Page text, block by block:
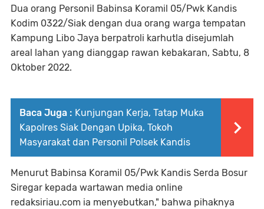
Dua orang Personil Babinsa Koramil 05/Pwk Kandis
Kodim 0322/Siak dengan dua orang warga tempatan
Kampung Libo Jaya berpatroli karhutla disejumlah
areal lahan yang dianggap rawan kebakaran, Sabtu, 8
Oktober 2022.
Baca Juga : Kunjungan Kerja, Tatap Muka
Kapolres Siak Dengan Upika, Tokoh
Masyarakat dan Personil Polsek Kandis
Menurut Babinsa Koramil 05/Pwk Kandis Serda Bosur
Siregar kepada wartawan media online
redaksiriau.com ia menyebutkan," bahwa pihaknya